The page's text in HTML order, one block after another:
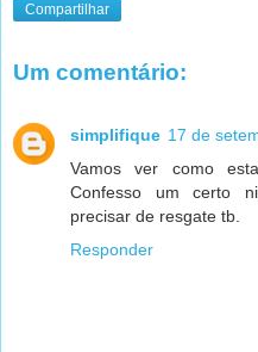
Compartilhar
Um comentário:
simplifique 17 de
Vamos ver como
Confesso um certo
precisar de resgate tb.
Responder